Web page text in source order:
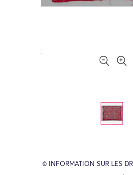
© INFORMATION SUR LES